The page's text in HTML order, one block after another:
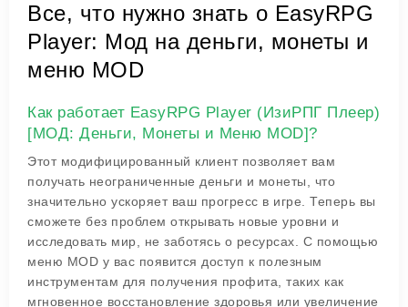
Все, что нужно знать о EasyRPG
Player: Мод на деньги, монеты и
меню MOD
Как работает EasyRPG Player (ИзиРПГ Плеер)
[МОД: Деньги, Монеты и Меню MOD]?
Этот модифицированный клиент позволяет вам
получать неограниченные деньги и монеты, что
значительно ускоряет ваш прогресс в игре. Теперь вы
сможете без проблем открывать новые уровни и
исследовать мир, не заботясь о ресурсах. С помощью
меню MOD у вас появится доступ к полезным
инструментам для получения профита, таких как
мгновенное восстановление здоровья или увеличение